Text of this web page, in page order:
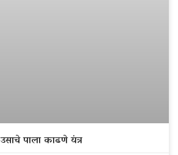
उसाचे पाला काढणे यंत्र